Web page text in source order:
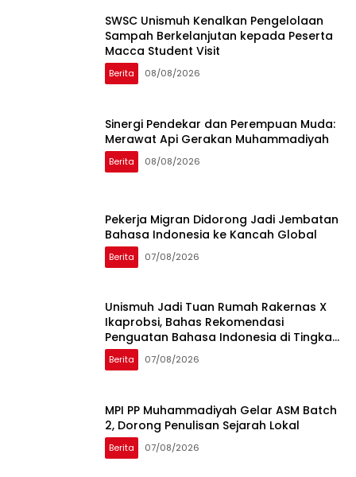
SWSC Unismuh Kenalkan Pengelolaan
Sampah Berkelanjutan kepada Peserta
Macca Student Visit
Berita 08/08/2026
Sinergi Pendekar dan Perempuan Muda:
Merawat Api Gerakan Muhammadiyah
Berita 08/08/2026
Pekerja Migran Didorong Jadi Jembatan
Bahasa Indonesia ke Kancah Global
Berita 07/08/2026
Unismuh Jadi Tuan Rumah Rakernas X
Ikaprobsi, Bahas Rekomendasi
Penguatan Bahasa Indonesia di Tingkat
Global
Berita 07/08/2026
MPI PP Muhammadiyah Gelar ASM Batch
2, Dorong Penulisan Sejarah Lokal
Berita 07/08/2026